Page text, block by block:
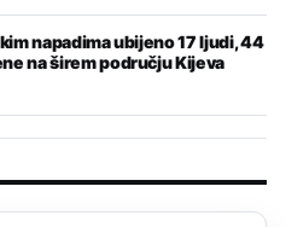
napadima ubijeno 17 ljudi, 44
na širem području Kijeva